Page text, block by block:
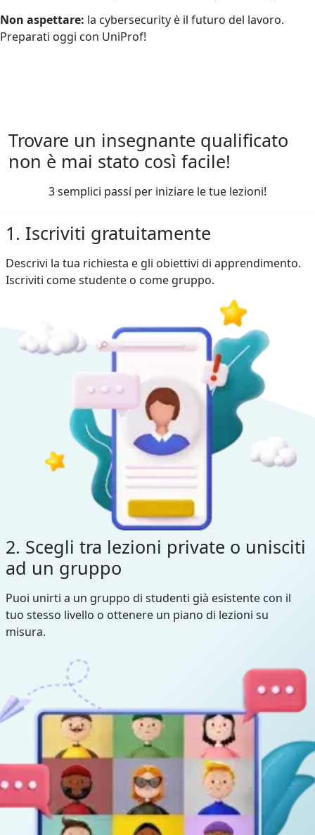
Non aspettare: la cybersecurity è il futuro del lavoro.
Preparati oggi con UniProf!
Trovare un insegnante qualificato
non è mai stato così facile!
3 semplici passi per iniziare le tue lezioni!
1. Iscriviti gratuitamente
Descrivi la tua richiesta e gli obiettivi di apprendimento.
Iscriviti come studente o come gruppo.
2. Scegli tra lezioni private o unisciti
ad un gruppo
Puoi unirti a un gruppo di studenti già esistente con il
tuo stesso livello o ottenere un piano di lezioni su
misura.